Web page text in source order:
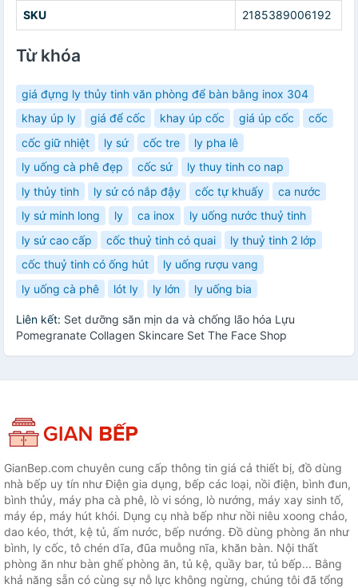
SKU 2185389006192
Từ khóa
giá đựng ly thủy tinh văn phòng để bàn bằng inox 304
khay úp ly
giá để cốc khay úp cốc giá úp cốc
cốc
cốc giữ nhiệt
ly sứ cốc tre
ly pha lê
ly uống cà phê đẹp
cốc sứ
ly thuy tinh co nap
ly thủy tinh
ly sứ có nắp đậy cốc tự khuấy
ca nước
ly sứ minh long
ly ca inox
ly uống nước thuỷ tinh
ly sứ cao cấp
cốc thuỷ tinh có quai
ly thuỷ tinh 2 lớp
cốc thuỷ tinh có ống hút
ly uống rượu vang
ly uống cà phê
lót ly ly lớn ly uống bia
Liên kết: Set dưỡng săn mịn da và chống lão hóa Lựu
Pomegranate Collagen Skincare Set The Face Shop
GianBep.com chuyên cung cấp thông tin giá cả thiết bị, đồ dùng
nhà bếp uy tín như Điện gia dụng, bếp các loại, nồi điện, bình đun,
bình thủy, máy pha cà phê, lò vi sóng, lò nướng, máy xay sinh tố,
máy ép, máy hút khói. Dụng cụ nhà bếp như nồi niêu xoong chảo,
dao kéo, thớt, kệ tủ, ấm nước, bếp nướng. Đồ dùng phòng ăn như
bình, ly cốc, tô chén dĩa, đũa muỗng nĩa, khăn bàn. Nội thất
phòng ăn như bàn ghế phòng ăn, tủ kệ, quầy bar, tủ bếp... Bằng
khả năng sẵn có cùng sự nỗ lực không ngừng, chúng tôi đã tổng